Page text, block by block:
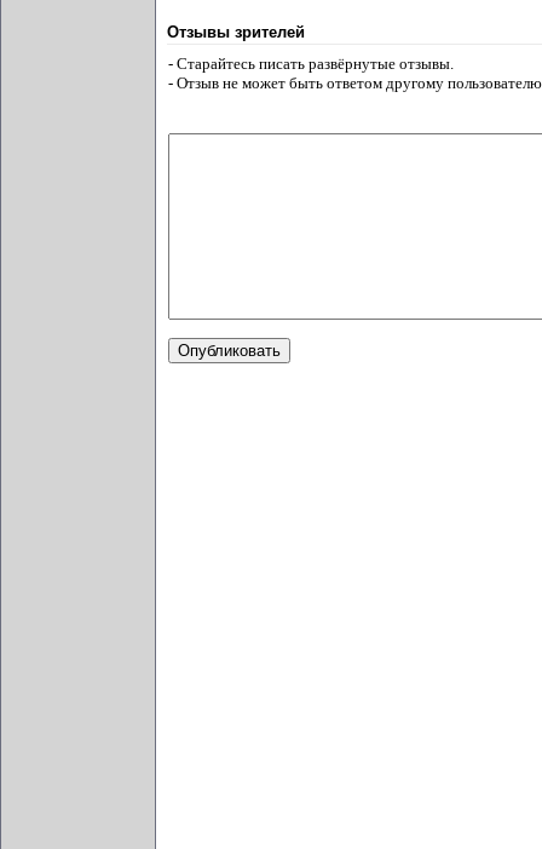
Отзывы зрителей
- Старайтесь писать развёрнутые отзывы.
- Отзыв не может быть ответом другому